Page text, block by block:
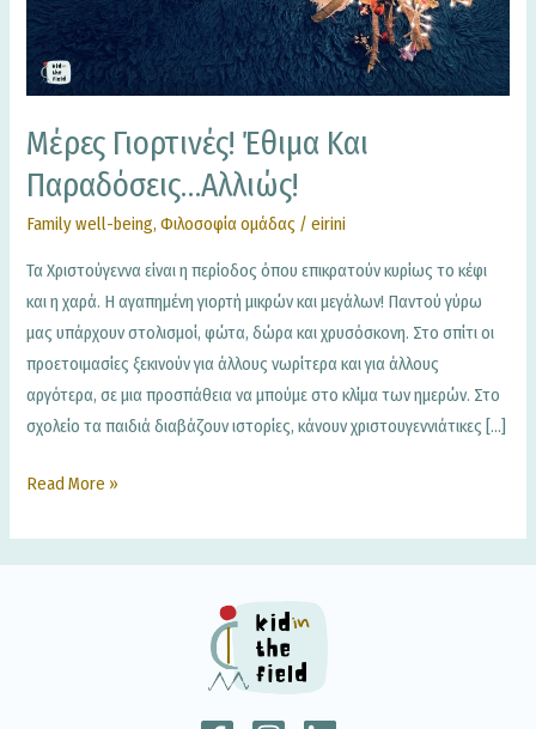
Μέρες Γιορτινές! Έθιμα Και
Παραδόσεις…αλλιώς!
Family well-being,Φιλοσοφία ομάδας /eirini
Τα Χριστούγεννα είναι η περίοδος όπου επικρατούν κυρίως το κέφι
και η χαρά. Η αγαπημένη γιορτή μικρών και μεγάλων! Παντού γύρω
μας υπάρχουν στολισμοί, φώτα, δώρα και χρυσόσκονη. Στο σπίτι οι
προετοιμασίες ξεκινούν για άλλους νωρίτερα και για άλλους
αργότερα, σε μια προσπάθεια να μπούμε στο κλίμα των ημερών. Στο
σχολείο τα παιδιά διαβάζουν ιστορίες, κάνουν χριστουγεννιάτικες […]
αλλιώς!
Read More »